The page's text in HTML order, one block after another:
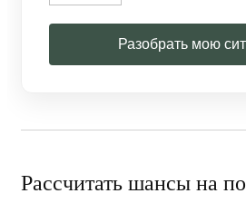
Разобрать мою
Рассчитать шансы на